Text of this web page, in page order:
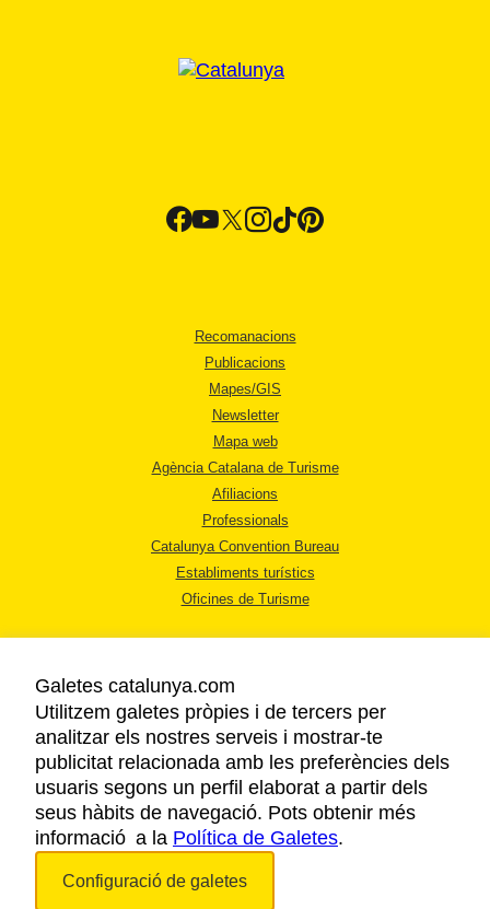
Recomanacions
Publicacions
Mapes/GIS
Newsletter
Mapa web
Agència Catalana de Turisme
Afiliacions
Professionals
Catalunya Convention Bureau
Establiments turístics
Oficines de Turisme
AVÍS LEGAL
POLÍTICA DE PRIVACITAT
COOKIES
ACCESSIBILITAT
Galetes catalunya.com
Utilitzem galetes pròpies i de tercers per
analitzar els nostres serveis i mostrar-te
publicitat relacionada amb les preferències dels
usuaris segons un perfil elaborat a partir dels
seus hàbits de navegació. Pots obtenir més
informació a la Política de Galetes.
Configuració de galetes